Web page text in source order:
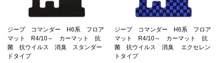
ジープ コマンダー H6系 フロア
マット R4/10～ カーマット 抗
菌 抗ウイルス 消臭 スタンダー
ドタイプ
ジープ コマンダー H6系 フロア
マット R4/10～ カーマット 抗
菌 抗ウイルス 消臭 エクセレン
トタイプ